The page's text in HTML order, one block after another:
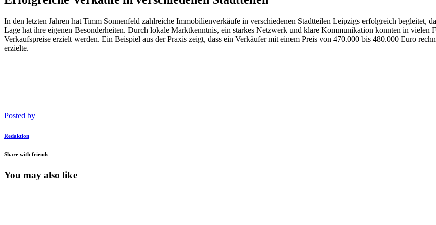
In den letzten Jahren hat Timm Sonnenfeld zahlreiche Immobilienverkäufe in verschiedenen Stadtteilen Leipzigs erfolgreich begleitet,
Lage hat ihre eigenen Besonderheiten. Durch lokale Marktkenntnis, ein starkes Netzwerk und klare Kommunikation konnten in vielen
Verkaufspreise erzielt werden. Ein Beispiel aus der Praxis zeigt, dass ein Verkäufer mit einem Preis von 470.000 bis 480.000 Euro
erzielte.
Posted by
Redaktion
Share with friends
You may also like